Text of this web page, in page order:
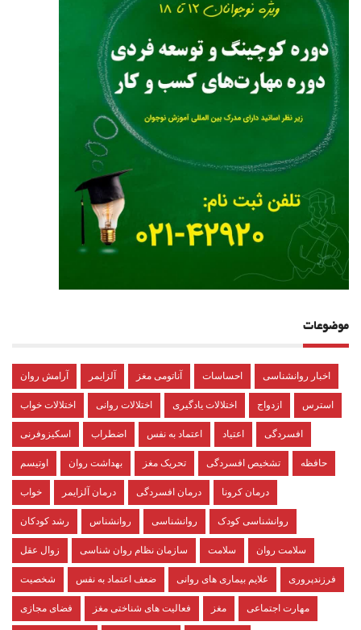
موضوعات
آرامش روان آلزایمر آناتومی مغز احساسات اخبار روانشناسی
اختلالات خواب اختلالات روانی اختلالات یادگیری ازدواج استرس
اسکیزوفرنی اضطراب اعتماد به نفس اعتیاد افسردگی
اوتیسم بهداشت روان تحریک مغز تشخیص افسردگی حافظه
خواب درمان آلزایمر درمان افسردگی درمان کرونا
رشد کودکان روانشناس روانشناسی روانشناسی کودک
زوال عقل سازمان نظام روان شناسی سلامت سلامت روان
شخصیت ضعف اعتماد به نفس علایم بیماری های روانی فرزندپروری
فضای مجازی فعالیت های شناختی مغز مغز مهارت اجتماعی